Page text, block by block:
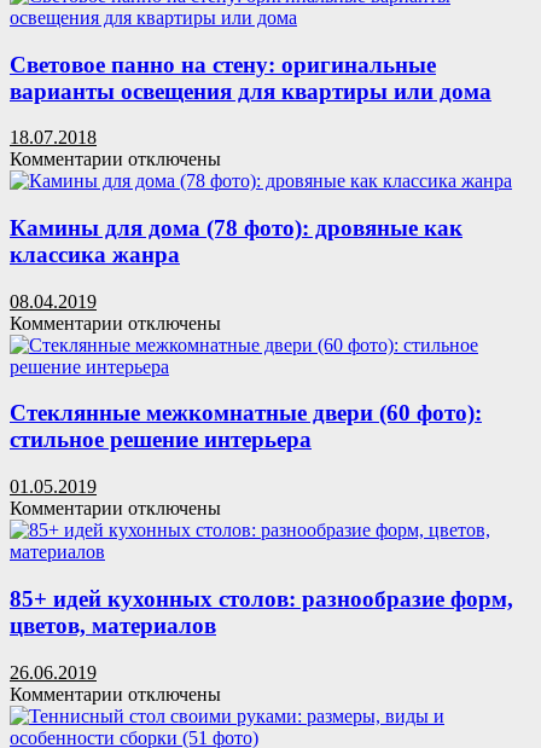
Световое панно на стену: оригинальные
варианты освещения для квартиры или дома
18.07.2018
Комментарии к
записи
панно
на
стену:
освещения
для
квартиры
дома
отключены
Камины для дома (78 фото): дровяные как
классика жанра
08.04.2019
Комментарии к
записи
Камины
дома
фото):
классика
жанра
отключены
Стеклянные межкомнатные двери (60 фото):
стильное решение интерьера
01.05.2019
Комментарии к
записи
двери
(60
фото):
интерьера
отключены
85+ идей кухонных столов: разнообразие форм,
цветов, материалов
26.06.2019
Комментарии к
записи
85+
отключены